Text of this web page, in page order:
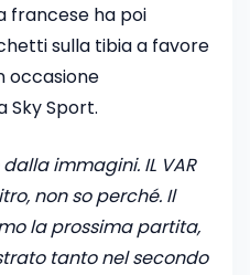
francese ha poi
sulla tibia a favore
occasione
Sky Sport.
immagini. IL VAR
non so perché. Il
la prossima partita,
tanto nel secondo